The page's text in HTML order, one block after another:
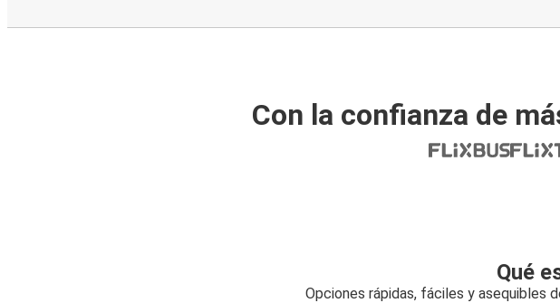
Con la confianza de
Qué
Opciones rápidas, fáciles y asequibles